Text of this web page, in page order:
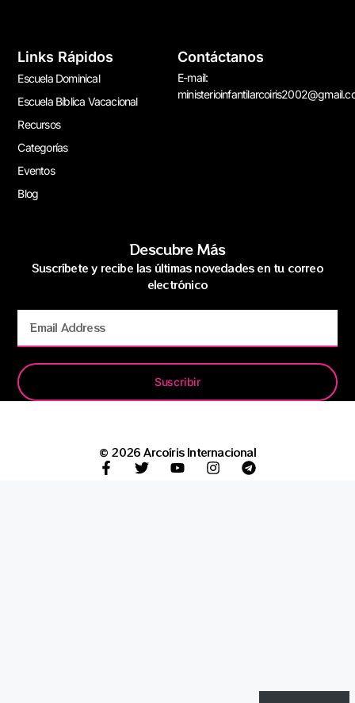
Links Rápidos
Escuela Dominical
Escuela Bíblica Vacacional
Recursos
Categorías
Eventos
Blog
Contáctanos
E-mail:
Descubre Más
Suscríbete y recibe las últimas novedades en tu correo
electrónico
Suscribir
© 2026 Arcoíris Internacional